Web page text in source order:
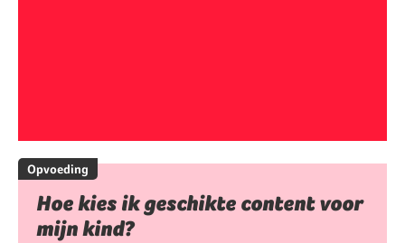
Opvoeding
Hoe kies ik geschikte content voor
mijn kind?